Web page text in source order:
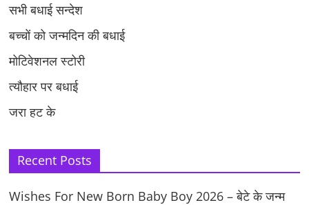
सभी बधाई सन्देश
बच्चों को जन्मदिन की बधाई
मोटिवेशनल स्टोरी
त्यौहार पर बधाई
जरा हट के
Recent Posts
Wishes For New Born Baby Boy 2026 – बेटे के जन्म